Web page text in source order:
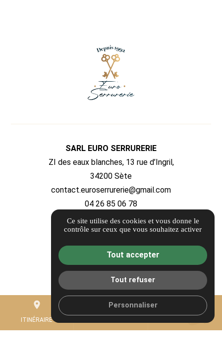
place
ITINÉRAIRE
mail
SARL EURO SERRURERIE
ZI des eaux blanches, 13 rue d’Ingril,
34200 Sète
contact.euroserrurerie@gmail.com
04 26 85 06 78
ITINÉRAIRE
Guide local
Informations complémentaires
Mentions légales
Politique de confidentialité
Gestion des cookies
Ce site utilise des cookies et vous donne le
contrôle sur ceux que vous souhaitez activer
Tout accepter
Tout refuser
Personnaliser